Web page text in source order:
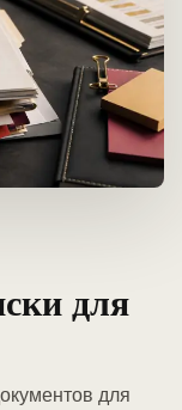
для
для